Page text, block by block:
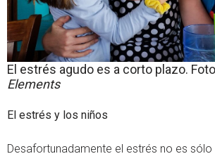
El estrés agudo es a corto plazo.
Elements
El estrés y los niños
Desafortunadamente el estrés no es